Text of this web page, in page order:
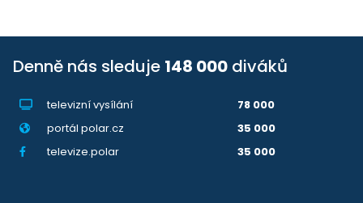
Denně nás sleduje 148 000 diváků
televizní vysílání
78 000
portál polar.cz
35 000
televize.polar
35 000